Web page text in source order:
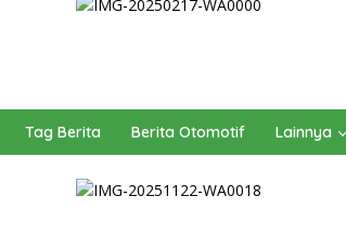
Tag Berita Berita Otomotif Lainnya